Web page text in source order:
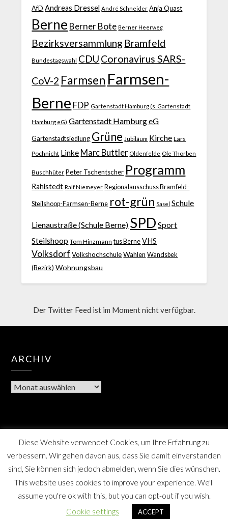
AfD Andreas Dressel André Schneider Anja Quast
Berne Berner Bote Berner Heerweg
Bezirksversammlung Bramfeld
Bundestagswahl CDU Coronavirus SARS-
CoV-2 Farmsen Farmsen-
Berne FDP Gartenstadt Hamburg (s. Gartenstadt
Hamburg eG) Gartenstadt Hamburg eG
Gartenstadtsiedlung Grüne Jubiläum Kirche Lars
Pochnicht Linke Marc Buttler Oldenfelde Ole Thorben
Buschhüter Peter Tschentscher Programm
Rahlstedt Ralf Niemeyer Regionalausschuss Bramfeld-
Steilshoop-Farmsen-Berne rot-grün Sasel Schule
Lienaustraße (Schule Berne) SPD Sport
Steilshoop Tom Hinzmann tus Berne VHS
Volksdorf Volkshochschule Wahlen Wandsbek
(Bezirk) Wohnungsbau
Der Twitter Feed ist im Moment nicht verfügbar.
ARCHIV
Berner Bote, die Monatszeitschrift für Farmsen-Berne
und Umgebung, SPD Distrikt Berne, Hamburg
Diese Website verwendet Cookies, um Ihre Erfahrung zu
verbessern. Wir gehen davon aus, dass Sie damit einverstanden
sind, Sie können sich jedoch abmelden, wenn Sie dies wünschen.
This website uses cookies to improve your experience. We'll
assume you're ok with this, but you can opt-out if you wish.
Cookie settings
ACCEPT